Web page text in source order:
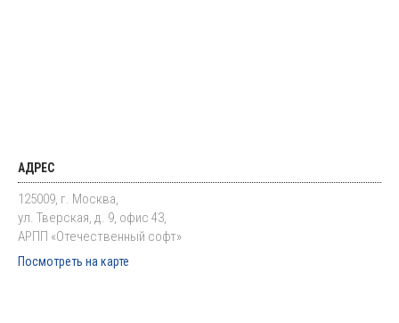
АДРЕС
125009, г. Москва,
ул. Тверская, д. 9, офис 43,
АРПП «Отечественный софт»
Посмотреть на карте